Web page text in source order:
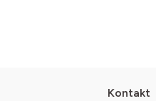
Kontakt